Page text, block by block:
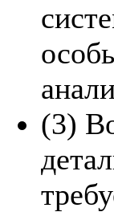
(3)